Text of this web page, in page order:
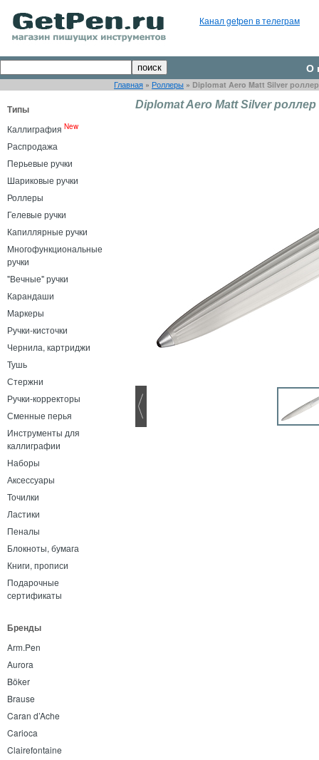
Канал getpen в телеграм
О
Главная » Роллеры » Diplomat Aero Matt Silver роллер
Типы
Каллиграфия New
Распродажа
Перьевые ручки
Шариковые ручки
Роллеры
Гелевые ручки
Капиллярные ручки
Многофункциональные
ручки
"Вечные" ручки
Карандаши
Маркеры
Ручки-кисточки
Чернила, картриджи
Тушь
Стержни
Ручки-корректоры
Сменные перья
Инструменты для
каллиграфии
Наборы
Аксессуары
Точилки
Ластики
Пеналы
Блокноты, бумага
Книги, прописи
Подарочные
сертификаты
Бренды
Arm.Pen
Aurora
Böker
Brause
Caran d’Ache
Carioca
Clairefontaine
Diplomat Aero Matt Silver роллер